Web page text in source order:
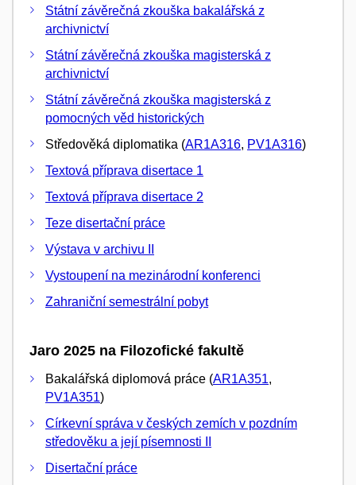
Státní závěrečná zkouška bakalářská z
archivnictví
Státní závěrečná zkouška magisterská z
archivnictví
Státní závěrečná zkouška magisterská z
pomocných věd historických
Středověká diplomatika (AR1A316, PV1A316)
Textová příprava disertace 1
Textová příprava disertace 2
Teze disertační práce
Výstava v archivu II
Vystoupení na mezinárodní konferenci
Zahraniční semestrální pobyt
Jaro 2025 na Filozofické fakultě
Bakalářská diplomová práce (AR1A351,
PV1A351)
Církevní správa v českých zemích v pozdním
středověku a její písemnosti II
Disertační práce